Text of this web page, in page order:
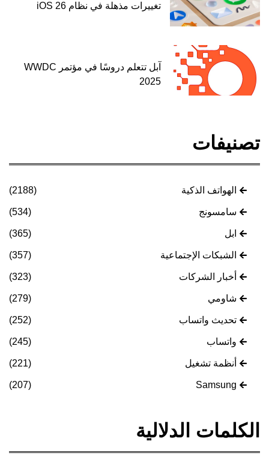
تغييرات مذهلة في نظام iOS 26
آبل تتعلم دروسًا في مؤتمر WWDC
2025
تصنيفات
الهواتف الذكية (2188)
سامسونج (534)
ابل (365)
الشبكات الإجتماعية (357)
أخبار الشركات (323)
شاومي (279)
تحديث واتساب (252)
واتساب (245)
أنظمة تشغيل (221)
Samsung
(207)
الكلمات الدلالية